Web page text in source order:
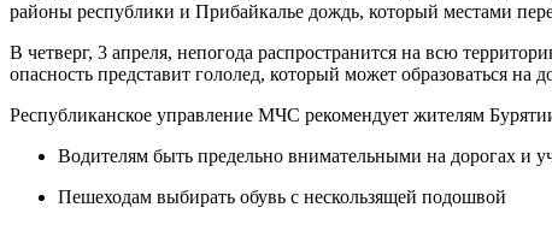
районы республики и Прибайкалье дождь, который местами
В четверг, 3 апреля, непогода распространится на всю
опасность представит гололед, который может образоваться на
Республиканское управление МЧС рекомендует жителям
Водителям быть предельно внимательными на дорогах и
Пешеходам выбирать обувь с нескользящей подошвой